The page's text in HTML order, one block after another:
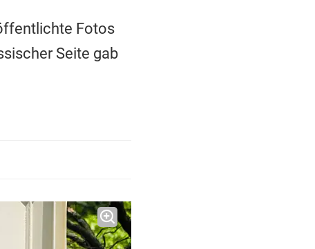
Fotos
Seite gab